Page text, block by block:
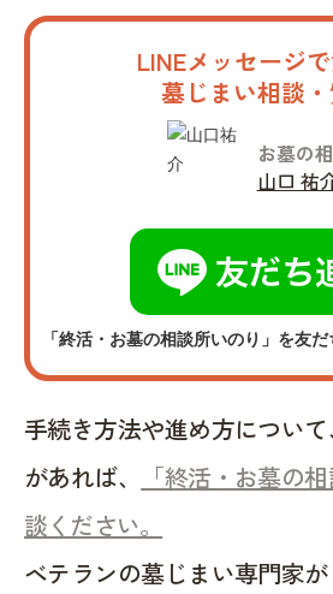
LINEメッセージ
墓じまい相談
お墓の
山口 祐
「終活・お墓の相談所いのり」を友だ
手続き方法や進め方につい
があれば、
「終活・お墓の
談ください。
ベテランの墓じまい専門家